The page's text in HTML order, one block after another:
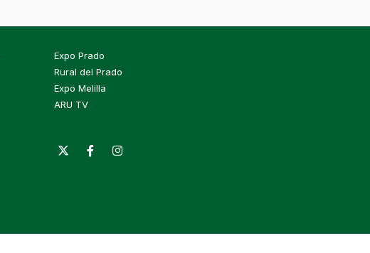
Expo Prado
Rural del Prado
Expo Melilla
ARU TV